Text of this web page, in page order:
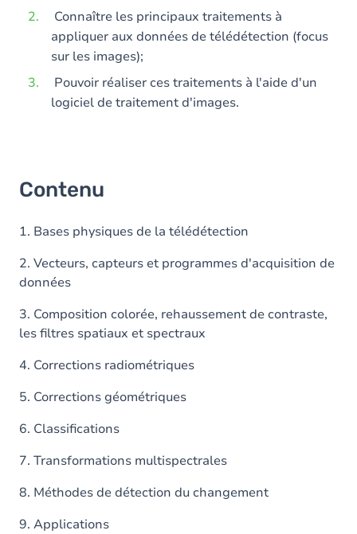
Connaître les principaux traitements à
appliquer aux données de télédétection (focus
sur les images);
Pouvoir réaliser ces traitements à l'aide d'un
logiciel de traitement d'images.
Contenu
1. Bases physiques de la télédétection
2. Vecteurs, capteurs et programmes d'acquisition de
données
3. Composition colorée, rehaussement de contraste,
les filtres spatiaux et spectraux
4. Corrections radiométriques
5. Corrections géométriques
6. Classifications
7. Transformations multispectrales
8. Méthodes de détection du changement
9. Applications